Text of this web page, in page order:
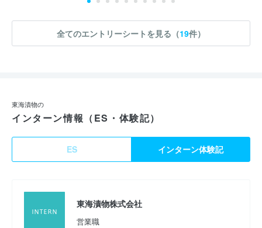
全てのエントリーシートを見る（19件）
東海漬物の
インターン情報（ES・体験記）
ES インターン体験記
東海漬物株式会社
営業職